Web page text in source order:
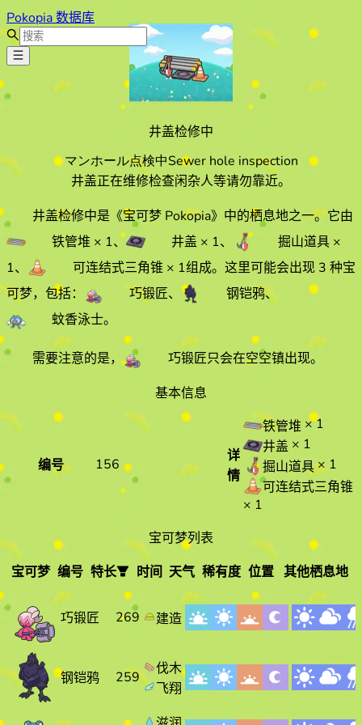
Pokopia 数据库
井盖检修中
マンホール点検中Sewer hole inspection
井盖正在维修检查闲杂人等请勿靠近。
井盖检修中是《宝可梦 Pokopia》中的栖息地之一。它由
铁管堆 × 1、 井盖 × 1、 掘山道具 ×
1、 可连结式三角锥 × 1组成。 这里可能会出现 3 种宝
可梦，包括：
巧锻匠、 钢铠鸦、
蚊香泳士。
需要注意的是， 巧锻匠只会在空空镇出现。
基本信息
编号 156
详
情
铁管堆 × 1
井盖 × 1
掘山道具× 1
可连结式三角锥
× 1
宝可梦列表
宝可梦 编号 特长 时间 天气 稀有度 位置 其他栖息地
编
号
时间
天气
巧锻匠
269 建造
钢铠鸦 259
伐木
飞翔